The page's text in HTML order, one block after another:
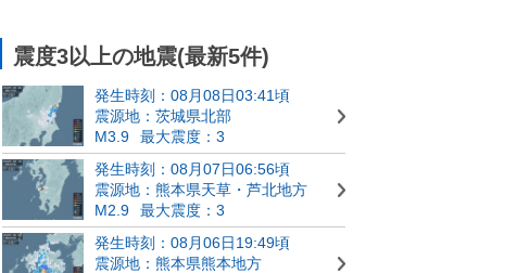
震度3以上の地震(最新5件)
発生時刻：08月08日03:41頃
震源地：茨城県北部
M3.9
最大震度：3
発生時刻：08月07日06:56頃
震源地：熊本県天草・芦北地方
M2.9
最大震度：3
発生時刻：08月06日19:49頃
震源地：熊本県熊本地方